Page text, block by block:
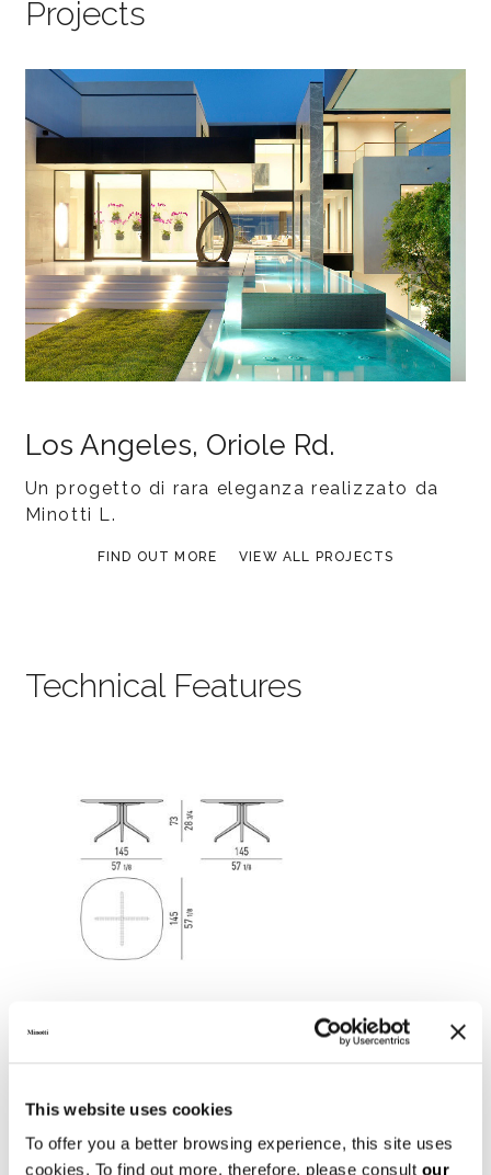
This website uses cookies
To offer you a better browsing experience, this site uses
cookies. To find out more, therefore, please consult our
Projects
Los Angeles, Oriole Rd.
Un progetto di rara eleganza realizzato da
Minotti L.
FIND OUT MORE VIEW ALL PROJECTS
Technical Features